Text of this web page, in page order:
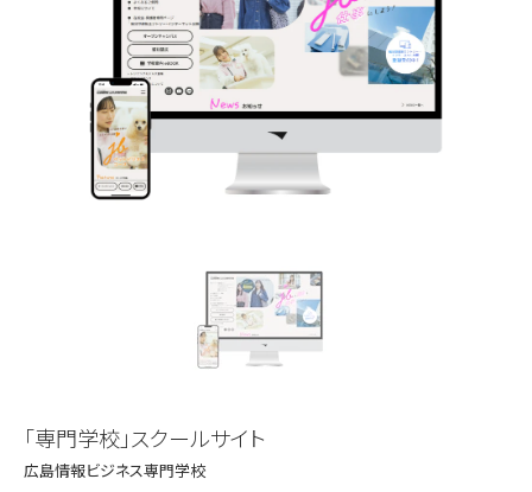
「専門学校」スクールサイト
広島情報ビジネス専門学校